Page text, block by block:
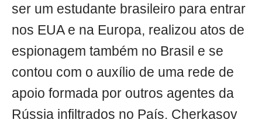
ser um estudante brasileiro para entrar
nos EUA e na Europa, realizou atos de
espionagem também no Brasil e se
contou com o auxílio de uma rede de
apoio formada por outros agentes da
Rússia infiltrados no País. Cherkasov